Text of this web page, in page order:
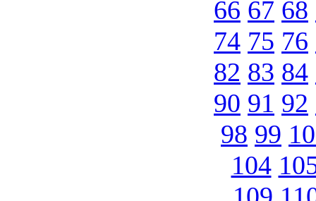
66 67 68
74 75 76
82 83 84
90 91 92
98 99
104